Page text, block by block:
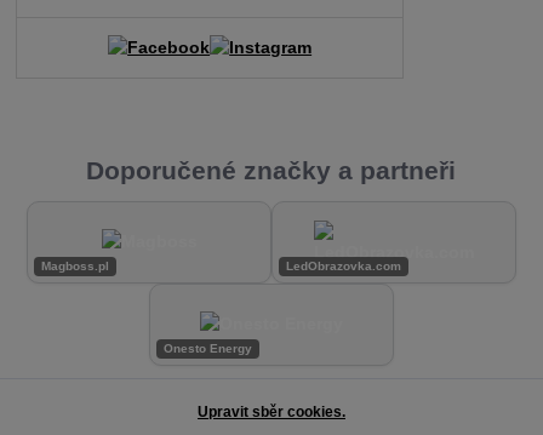
Doporučené značky a partneři
Magboss.pl LedObrazovka.com
Onesto Energy
Upravit sběr cookies.